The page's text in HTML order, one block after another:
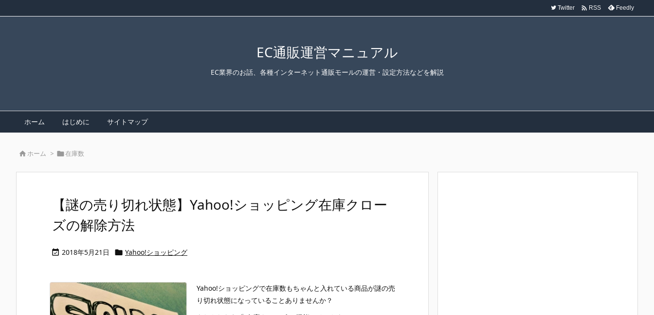
EC通販運営マニュアル
EC業界のお話、各種インターネット通販モールの運営・設定方法などを解説
ホーム はじめに サイトマップ
Twitter  RSS Feedly
 ホーム > 在庫数
【謎の売り切れ状態】Yahoo!ショッピング在庫クロー
ズの解除方法
 2018年5月21日  Yahoo!ショッピング
Yahoo!ショッピングで在庫数もちゃんと入れている商品が謎の売
り切れ状態になっていることありませんか？